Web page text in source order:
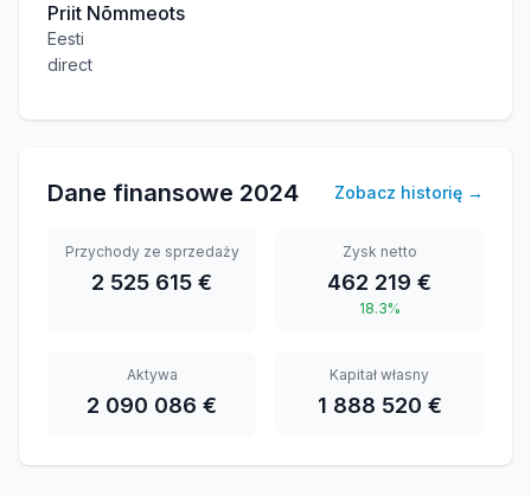
Priit Nõmmeots
Eesti
direct
Dane finansowe 2024 Zobacz historię →
Przychody ze sprzedaży
2 525 615 €
Zysk netto
462 219 €
18.3%
Aktywa
2 090 086 €
Kapitał własny
1 888 520 €